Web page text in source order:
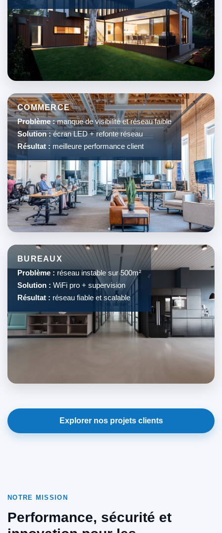
COMMERCE
Problème :manque de visibilité et réseau faible
Solution :écran LED + refonte réseau
Résultat : meilleure performance client
BUREAUX
Problème : réseau instable sur 500m²
Solution : WiFi pro + supervision
Résultat : réseau fiable et scalable
Explorer nos projets clients
NOTRE MISSION
Performance, sécurité et